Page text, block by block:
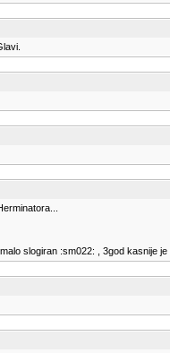
slogiran :sm022: , 3god kasnije